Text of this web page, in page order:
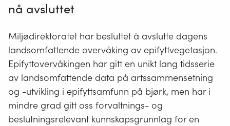
nå avsluttet
Miljødirektoratet har besluttet å avslutte dagens
landsomfattende overvåking av epifyttvegetasjon.
Epifyttovervåkingen har gitt en unikt lang tidsserie
av landsomfattende data på artssammensetning
og -utvikling i epifyttsamfunn på bjørk, men har i
mindre grad gitt oss forvaltnings- og
beslutningsrelevant kunnskapsgrunnlag for en